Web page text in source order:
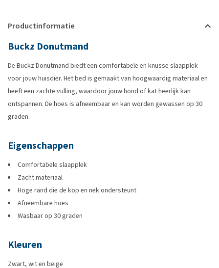
Productinformatie
Buckz Donutmand
De Buckz Donutmand biedt een comfortabele en knusse slaapplek
voor jouw huisdier. Het bed is gemaakt van hoogwaardig materiaal en
heeft een zachte vulling, waardoor jouw hond of kat heerlijk kan
ontspannen. De hoes is afneembaar en kan worden gewassen op 30
graden.
Eigenschappen
Comfortabele slaapplek
Zacht materiaal
Hoge rand die de kop en nek ondersteunt
Afneembare hoes
Wasbaar op 30 graden
Kleuren
Zwart, wit en beige